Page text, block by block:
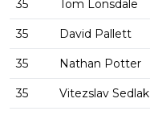
35 Tom Lonsdale
35 David Pallett
35 Nathan Potter
35 Vitezslav Sedlak